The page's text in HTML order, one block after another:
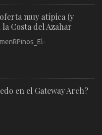
muy atípica (y
Costa del Azahar
en el Gateway Arch?